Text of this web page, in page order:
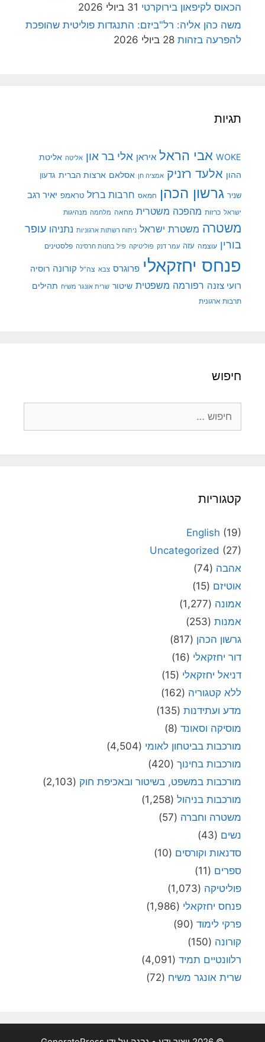
הכאוס לקיפאון בירוקרטי 31 ביולי 2026
משה כהן אליה: רל"ביזם: התנגדות פוליטית שהופכת
להפרעה בזהות 28 ביולי 2026
תגיות
WOKE אבי הראל איראן אלי בר און אליטה אליטת
ההון אלעד רזניק אמציה חן אסלאם ארצות הברית גדעון
שניר גרשון הכהן חמאס חרבות ברזל טראמפ יאיר רגב
ישראל כרזות מהפכה משטרית מחאה מלחמה מנהיגות
משטרה משטרת ישראל ניתוח רשתות ארגוניות נתניהו עופר
בורין עוצמה עזה עמר דנק פוליטיקה פיל בחנות חרסינה פלסטינים
פנחס יחזקאלי פרוגרס צבא צה"ל קורונה רוסיה
רועי צזנה רפורמה משפטית שיטור שרית אונגר משיח תהילים
תרבות ארגונית
חיפוש
קטגוריות
English (19)
Uncategorized (27)
אהבה (74)
אוטיזם (15)
אמונה (1,277)
אמנות (253)
גרשון הכהן (817)
דור יחזקאלי (16)
דניאל יחזקאלי (15)
ללא קטגוריה (162)
מדע ועתידנות (135)
מוסיקה וסאונד (8)
מורכבות בביטחון לאומי (4,504)
מורכבות בחינוך (420)
מורכבות במשפט, בשיטור ובאכיפת חוק (2,103)
מורכבות בניהול (1,258)
משטרה וחברה (57)
נשים (43)
סדנאות וקורסים (10)
ספרים (11)
פוליטיקה (1,073)
פנחס יחזקאלי (1,986)
פרקי לימוד (90)
קורונה (150)
רלוונטיים תמיד (4,091)
שרית אונגר משיח (72)